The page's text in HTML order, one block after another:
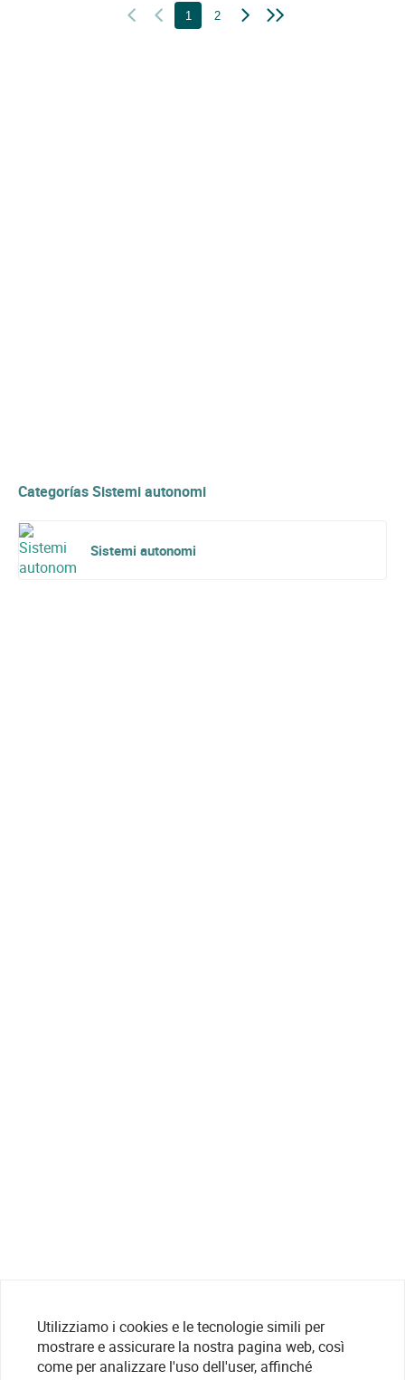
1 2
Categorías Sistemi autonomi
Sistemi autonomi
Utilizziamo i cookies e le tecnologie simili per
mostrare e assicurare la nostra pagina web, così
come per analizzare l'uso dell'user, affinché